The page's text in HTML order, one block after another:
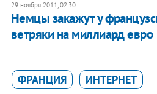
29 ноября 2011, 02:30
Немцы закажут у
ветряки на миллиард евро
ФРАНЦИЯ ИНТЕРНЕТ